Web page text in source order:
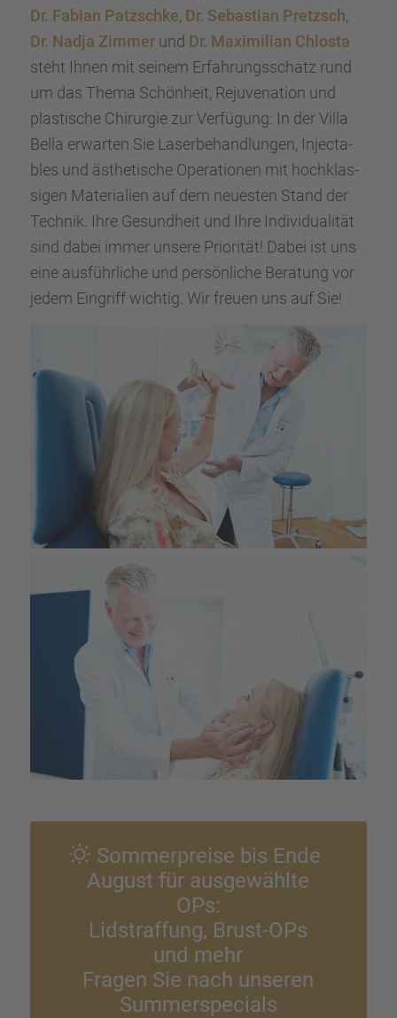
Dr. Fabian Patzschke, Dr. Sebas­tian Pretzsch,
Dr. Nadja Zimmerund Dr. Maximi­lian Chlosta
steht Ihnen mit seinem Erfah­rungs­schatz rund
um das Thema Schön­heit, Rejuve­na­tion und
plasti­sche Chirur­gie zur Verfü­gung: In der Villa
Bella erwar­ten Sie Laser­be­hand­lun­gen, Injec­ta­
bles und ästhe­ti­sche Opera­tio­nen mit hochklas­
si­gen Materia­lien auf dem neues­ten Stand der
Technik. Ihre Gesund­heit und Ihre Indivi­dua­li­tät
sind dabei immer unsere Priori­tät! Dabei ist uns
eine ausführ­li­che und persön­li­che Beratung vor
jedem Eingriff wichtig. Wir freuen uns auf Sie!
Sommer­preise bis Ende
August für ausge­wählte
OPs:
Lidstraf­fung, Brust-OPs
und mehr
Fragen Sie nach unseren
Summer­spe­cials